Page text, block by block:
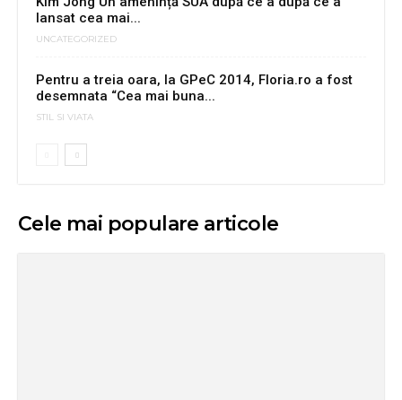
lansat cea mai...
UNCATEGORIZED
Pentru a treia oara, la GPeC 2014, Floria.ro a fost
desemnata “Cea mai buna...
STIL SI VIATA
Cele mai populare articole